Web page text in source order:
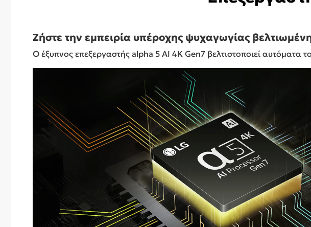
Ζήστε την εμπειρία υπέροχης ψυχαγωγίας
Ο έξυπνος επεξεργαστής alpha 5 AI 4K Gen7 βελτιστοποιεί αυτόματα